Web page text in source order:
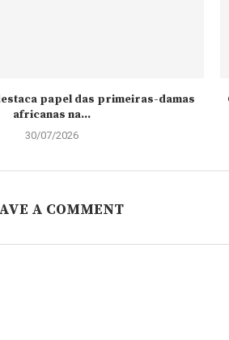
papel das primeiras-damas
africanas na...
30/07/2026
A COMMENT